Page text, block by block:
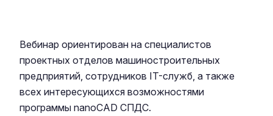
Вебинар ориентирован на специалистов
проектных отделов машиностроительных
предприятий, сотрудников IT-служб, а также
всех интересующихся возможностями
программы nanoCAD СПДС.